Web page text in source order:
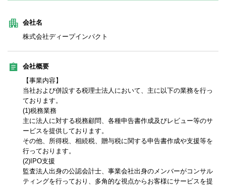
会社名
株式会社ディープインパクト
会社概要
【事業内容】
当社および併設する税理士法人において、主に以下の業務を行っ
ております。
(1)税務業務
主に法人に対する税務顧問、各種申告書作成及びレビュー等のサ
ービスを提供しております。
その他、所得税、相続税、贈与税に関する申告書作成や支援等を
行っております。
(2)IPO支援
監査法人出身の公認会計士、事業会社出身のメンバーがコンサル
ティングを行っており、多角的な視点からお客様にサービスを提